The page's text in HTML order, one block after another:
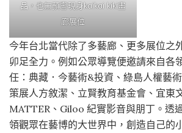
品，也無預警現身kaikai kiki畫
廊展位
今年台北當代除了多藝廊、更多展位之
卯足全力。例如公眾導覽便邀請來自各
任：典藏．今藝術&投資、綠島人權藝
策展人方敘潔、立賢教育基金會、宜東
MATTER、Giloo 紀實影音與朋丁。透
領觀眾在藝博的大世界中，創造自己的